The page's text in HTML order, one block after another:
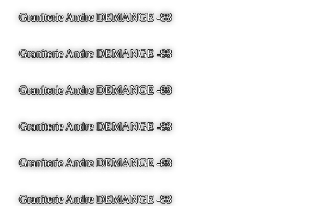
Graniterie Andre DEMANGE -88
Graniterie Andre DEMANGE -88
Graniterie Andre DEMANGE -88
Graniterie Andre DEMANGE -88
Graniterie Andre DEMANGE -88
Graniterie Andre DEMANGE -88